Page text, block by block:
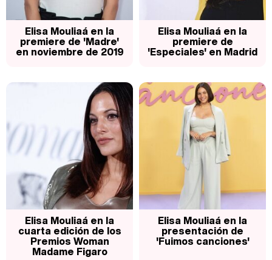
Elisa Mouliaá en la
premiere de 'Madre'
en noviembre de 2019
Elisa Mouliaá en la
premiere de
'Especiales' en Madrid
Elisa Mouliaá en la
cuarta edición de los
Premios Woman
Madame Figaro
Elisa Mouliaá en la
presentación de
'Fuimos canciones'